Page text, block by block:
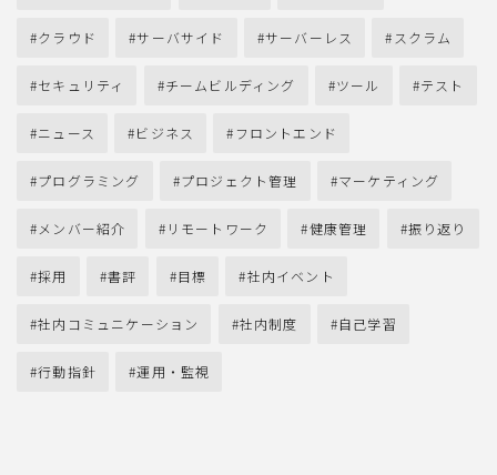
クラウド サーバサイド サーバーレス スクラム
セキュリティ チームビルディング ツール テスト
ニュース ビジネス フロントエンド
プログラミング プロジェクト管理 マーケティング
メンバー紹介 リモートワーク 健康管理 振り返り
採用 書評 目標 社内イベント
社内コミュニケーション 社内制度 自己学習
行動指針 運用・監視